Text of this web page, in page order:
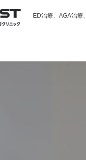
ED治療、AGA治療、